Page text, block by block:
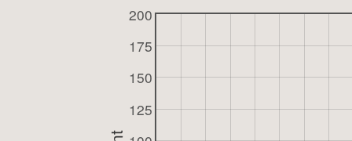
125
150
175
200